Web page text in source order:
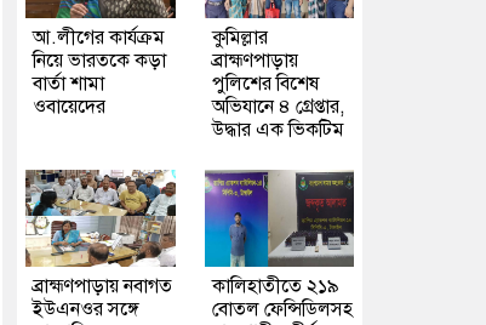
আ.লীগের কার্যক্রম
নিয়ে ভারতকে কড়া
বার্তা শামা
ওবায়েদের
কুমিল্লার
ব্রাহ্মণপাড়ায়
পুলিশের বিশেষ
অভিযানে ৪ গ্রেপ্তার,
উদ্ধার এক ভিকটিম
ব্রাহ্মণপাড়ায় নবাগত
ইউএনওর সঙ্গে
কালিহাতীতে ২১৯
বোতল ফেন্সিডিলসহ